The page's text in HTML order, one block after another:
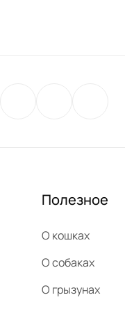
Полезное
О кошках
О собаках
О грызунах